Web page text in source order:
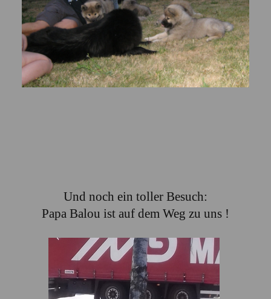
Und noch ein toller Besuch:
Papa Balou ist auf dem Weg zu uns !